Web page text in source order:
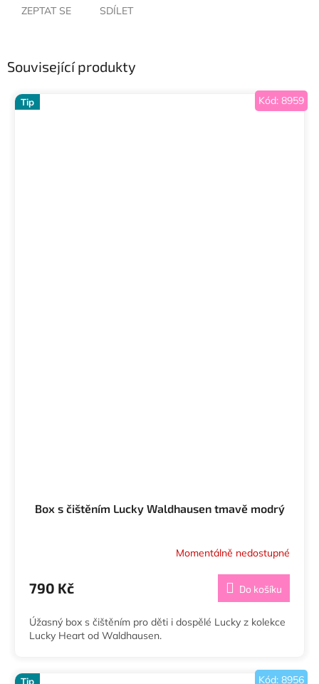
ZEPTAT SE SDÍLET
Související produkty
Tip
Box s čištěním Lucky Waldhausen tmavě modrý
Momentálně nedostupné
790 Kč Do košíku
Úžasný box s čištěním pro děti i dospělé Lucky z kolekce
Lucky Heart od Waldhausen.
Kód: 8959
Tip Kód: 8956